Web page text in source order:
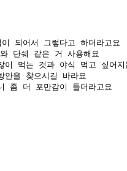
되어서 그렇다고 하더라고요
단쉐 같은 거 사용해요
이 먹는 것과 야식 먹고 싶어
안을 찾으시길 바라요
좀 더 포만감이 들더라고요